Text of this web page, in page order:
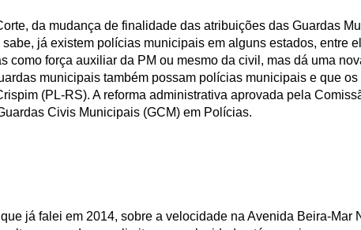
da mudança de finalidade das atribuições das Guardas
já existem polícias municipais em alguns estados, entre
força auxiliar da PM ou mesmo da civil, mas dá uma
municipais também possam polícias municipais e que
(PL-RS). A reforma administrativa aprovada pela
Civis Municipais (GCM) em Polícias.
já falei em 2014, sobre a velocidade na Avenida Beira-Mar